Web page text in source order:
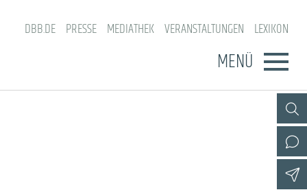
DBB.DE PRESSE MEDIATHEK VERANSTALTUNGEN LEXIKON
MENÜ